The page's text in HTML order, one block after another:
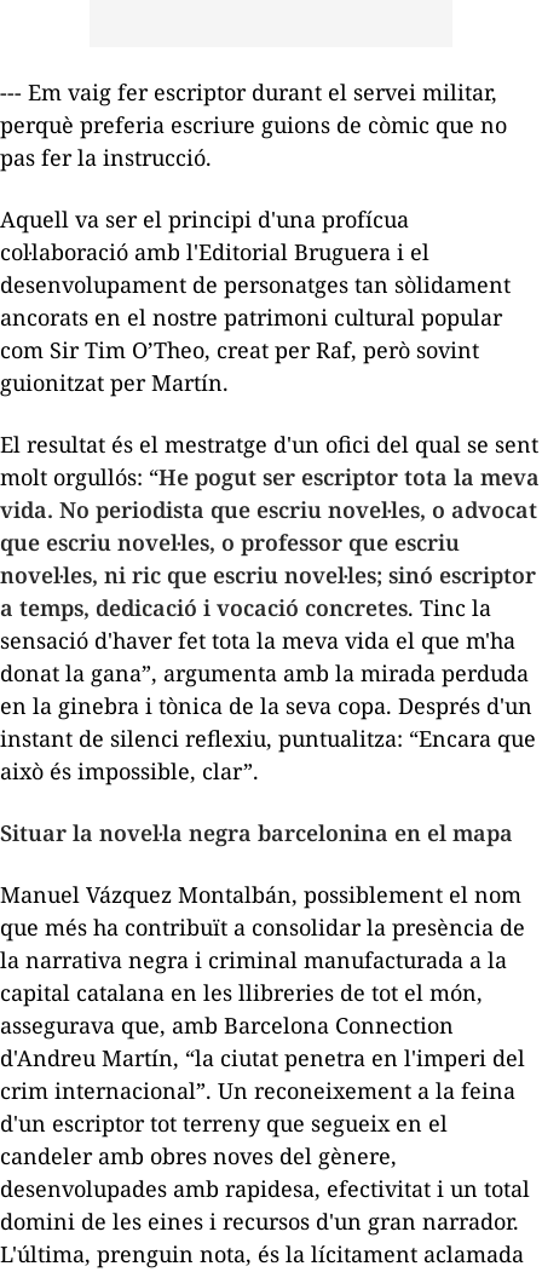
--- Em vaig fer escriptor durant el servei militar,
perquè preferia escriure guions de còmic que no
pas fer la instrucció.
Aquell va ser el principi d'una profícua
col·laboració amb l'Editorial Bruguera i el
desenvolupament de personatges tan sòlidament
ancorats en el nostre patrimoni cultural popular
com Sir Tim O’Theo, creat per Raf, però sovint
guionitzat per Martín.
El resultat és el mestratge d'un ofici del qual se sent
molt orgullós: “He pogut ser escriptor tota la meva
vida. No periodista que escriu novel·les, o advocat
que escriu novel·les, o professor que escriu
novel·les, ni ric que escriu novel·les; sinó escriptor
a temps, dedicació i vocació concretes. Tinc la
sensació d'haver fet tota la meva vida el que m'ha
donat la gana”, argumenta amb la mirada perduda
en la ginebra i tònica de la seva copa. Després d'un
instant de silenci reflexiu, puntualitza: “Encara que
això és impossible, clar”.
Situar la novel·la negra barcelonina en el mapa
Manuel Vázquez Montalbán, possiblement el nom
que més ha contribuït a consolidar la presència de
la narrativa negra i criminal manufacturada a la
capital catalana en les llibreries de tot el món,
assegurava que, amb Barcelona Connection
d'Andreu Martín, “la ciutat penetra en l'imperi del
crim internacional”. Un reconeixement a la feina
d'un escriptor tot terreny que segueix en el
candeler amb obres noves del gènere,
desenvolupades amb rapidesa, efectivitat i un total
domini de les eines i recursos d'un gran narrador.
L'última, prenguin nota, és la lícitament aclamada